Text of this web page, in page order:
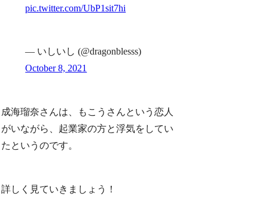
pic.twitter.com/UbP1sit7hi
— いしいし (@dragonblesss)
October 8, 2021
成海瑠奈さんは、もこうさんという恋人
がいながら、起業家の方と浮気をしてい
たというのです。
詳しく見ていきましょう！